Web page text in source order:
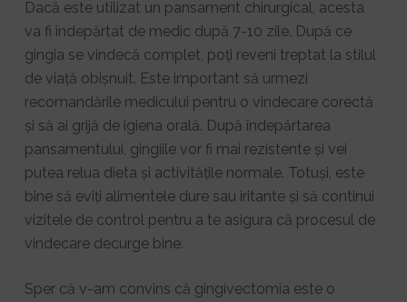
Dacă este utilizat un pansament chirurgical, acesta
va fi îndepărtat de medic după 7-10 zile. După ce
gingia se vindecă complet, poți reveni treptat la stilul
de viață obișnuit. Este important să urmezi
recomandările medicului pentru o vindecare corectă
și să ai grijă de igiena orală. După îndepărtarea
pansamentului, gingiile vor fi mai rezistente și vei
putea relua dieta și activitățile normale. Totuși, este
bine să eviți alimentele dure sau iritante și să continui
vizitele de control pentru a te asigura că procesul de
vindecare decurge bine.
Sper că v-am convins că gingivectomia este o